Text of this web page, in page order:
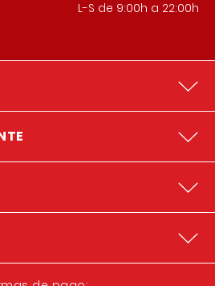
L-S de 9:00h a 22:00h